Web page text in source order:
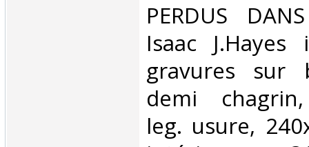
‎PERDUS
Isaac
gravures sur
demi
leg. usure,